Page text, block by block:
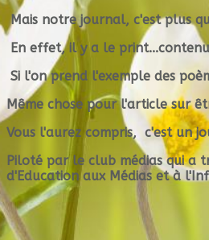
Mais notre journal, c'est plus
En effet, il y a le
Si l'on prend l'exemple des
Même chose pour l'article sur
Vous l'aurez compris, c'est un
Piloté par le club médias qui a
d'Education aux Médias et à